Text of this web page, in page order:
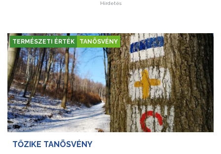
Hirdetés
TERMÉSZETI ÉRTÉK TANÖSVÉNY
TŐZIKE TANÖSVÉNY